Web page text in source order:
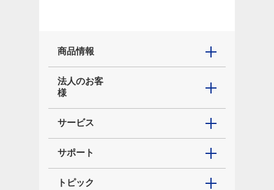
商品情報
法人のお客
様
サービス
サポート
トピック